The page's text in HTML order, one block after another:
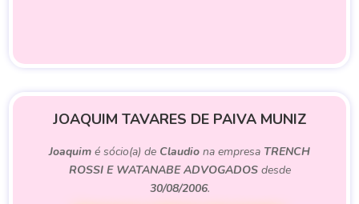
JOAQUIM TAVARES DE PAIVA MUNIZ
Joaquim é sócio(a) de Claudio na empresa TRENCH
ROSSI E WATANABE ADVOGADOSdesde
30/08/2006.